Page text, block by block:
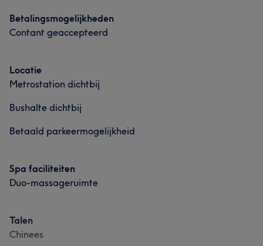
Betalingsmogelijkheden
Contant geaccepteerd
Locatie
Metrostation dichtbij
Bushalte dichtbij
Betaald parkeermogelijkheid
Spa faciliteiten
Duo-massageruimte
Talen
Chinees